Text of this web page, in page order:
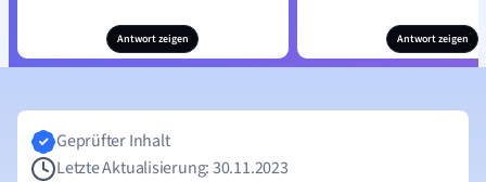
Antwort zeigen Antwort zeigen
Geprüfter Inhalt
Letzte Aktualisierung: 30.11.2023